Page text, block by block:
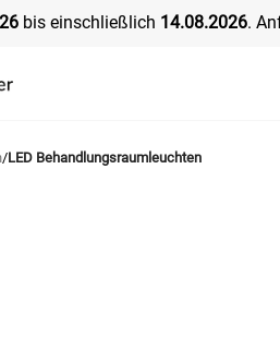
bis einschließlich 14.08.2026.
/LED Behandlungsraumleuchten